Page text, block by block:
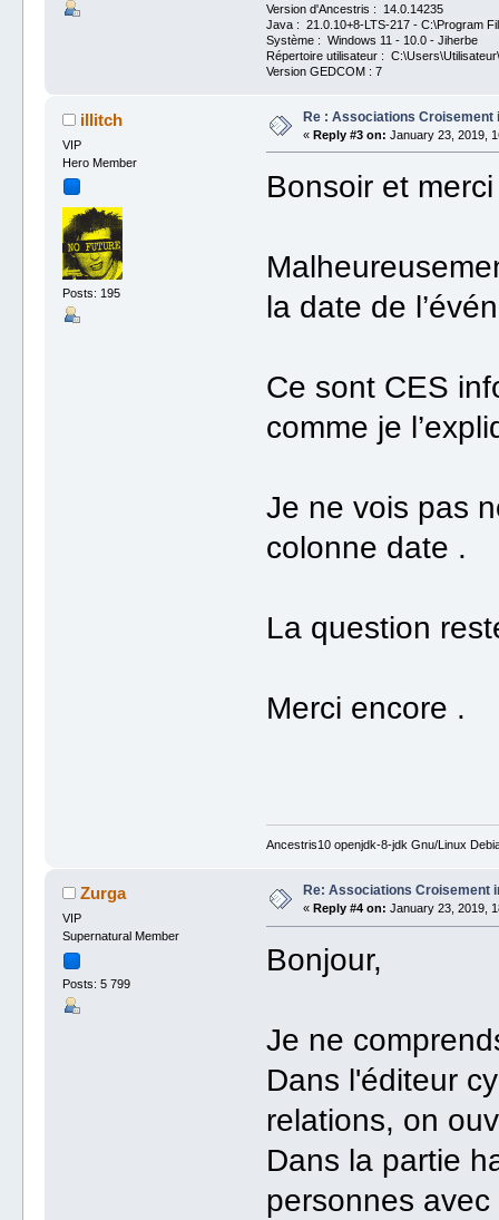
Version d'Ancestris : 14.0.14235
Java : 21.0.10+8-LTS-217 - C:\Program
Système : Windows 11 - 10.0 - Jiherbe
Répertoire utilisateur :
Version GEDCOM : 7
illitch
VIP
Hero Member
Posts: 195
Re : Associations Croisement
« Reply #3 on: January 23, 2019,
Bonsoir et
la date de
Ce sont CES
comme je
Je ne vois pas
colonne date .
La question
Merci encore .
Ancestris10 openjdk-8-jdk Gnu/Linux
Zurga
VIP
Supernatural Member
Posts: 5 799
Re: Associations Croisement
« Reply #4 on: January 23, 2019,
Bonjour,
Je ne
Dans l'éditeur
relations, on
Dans la partie
personnes